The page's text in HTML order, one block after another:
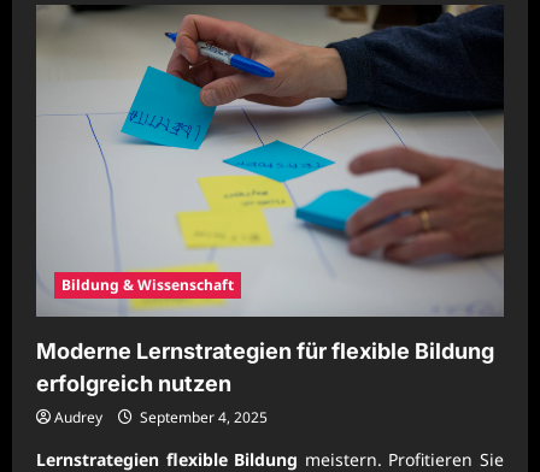
Bildung & Wissenschaft
Moderne Lernstrategien für flexible Bildung
erfolgreich nutzen
Audrey September 4, 2025
Lernstrategien flexible Bildung meistern. Profitieren Sie